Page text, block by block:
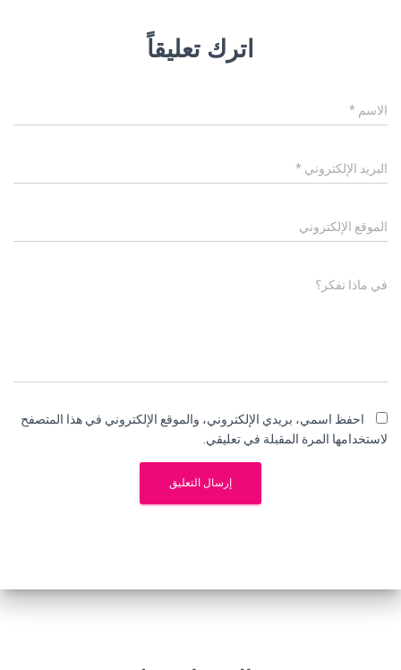
اترك تعليقاً
الاسم *
البريد الإلكتروني *
الموقع الإلكتروني
في ماذا تفكر؟
احفظ اسمي، بريدي الإلكتروني، والموقع الإلكتروني في هذا المتصفح
لاستخدامها المرة المقبلة في تعليقي.